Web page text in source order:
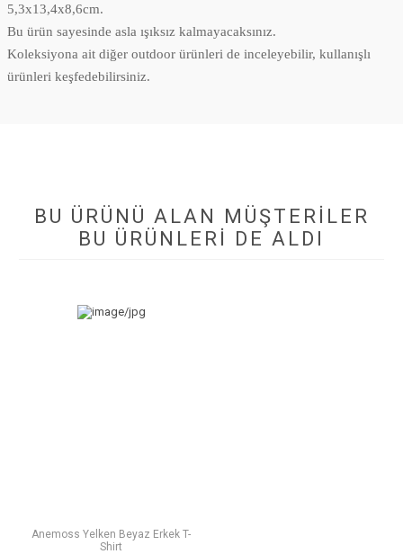
5,3x13,4x8,6cm.
Bu ürün sayesinde asla ışıksız kalmayacaksınız.
Koleksiyona ait diğer outdoor ürünleri de inceleyebilir, kullanışlı
ürünleri keşfedebilirsiniz.
BU ÜRÜNÜ ALAN MÜŞTERILER
BU ÜRÜNLERI DE ALDI
Anemoss Yelken Beyaz Erkek T-
Shirt